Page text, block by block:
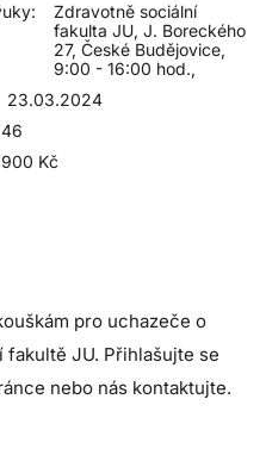
Zdravotně sociální
fakulta JU, J. Boreckého
27, České Budějovice,
9:00 - 16:00 hod.,
23.03.2024
46
900 Kč
pro uchazeče o
fakultě JU. Přihlašujte se
nebo nás kontaktujte.